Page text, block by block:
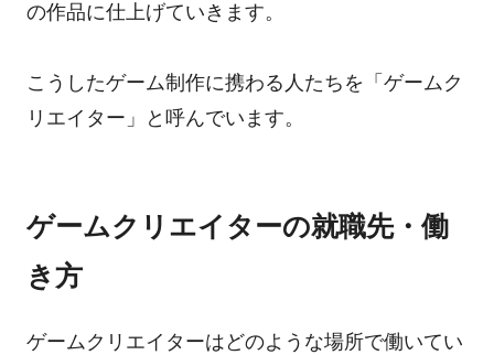
の作品に仕上げていきます。
こうしたゲーム制作に携わる人たちを「ゲームク
リエイター」と呼んでいます。
ゲームクリエイターの就職先・働
き方
ゲームクリエイターはどのような場所で働いてい